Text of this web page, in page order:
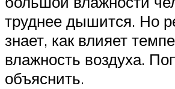
труднее дышится. Но
знает, как влияет
влажность воздуха.
объяснить.